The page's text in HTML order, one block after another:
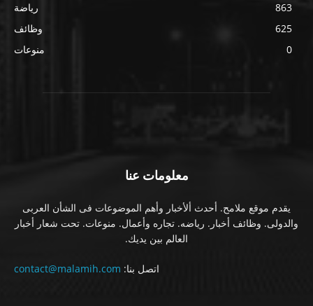
رياضة
863
وظائف
625
منوعات
0
معلومات عنا
يقدم موقع ملامح. أحدث ألأخبار وأهم الموضوعات فى الشأن العربى
والدولى. وظائف أخبار. رياضه. تجاره وأعمال. منوعات. تحت شعار أخبار
العالم بين يديك.
اتصل بنا: contact@malamih.com